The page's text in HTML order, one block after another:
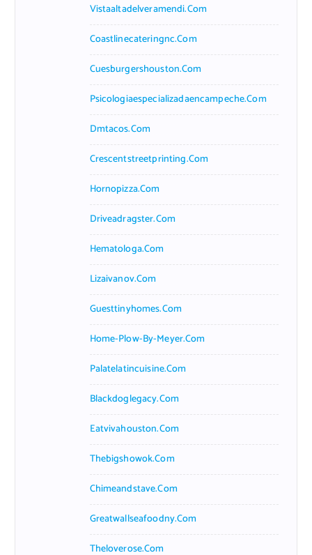
Vistaaltadelveramendi.com
Coastlinecateringnc.com
Cuesburgershouston.com
Psicologiaespecializadaencampeche.com
Dmtacos.com
Crescentstreetprinting.com
Hornopizza.com
Driveadragster.com
Hematologa.com
Lizaivanov.com
Guesttinyhomes.com
Home-Plow-By-Meyer.com
Palatelatincuisine.com
Blackdoglegacy.com
Eatvivahouston.com
Thebigshowok.com
Chimeandstave.com
Greatwallseafoodny.com
Theloverose.com